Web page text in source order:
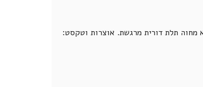
מחוה תלת דורית מרגשת. אוצרות וטקסט: